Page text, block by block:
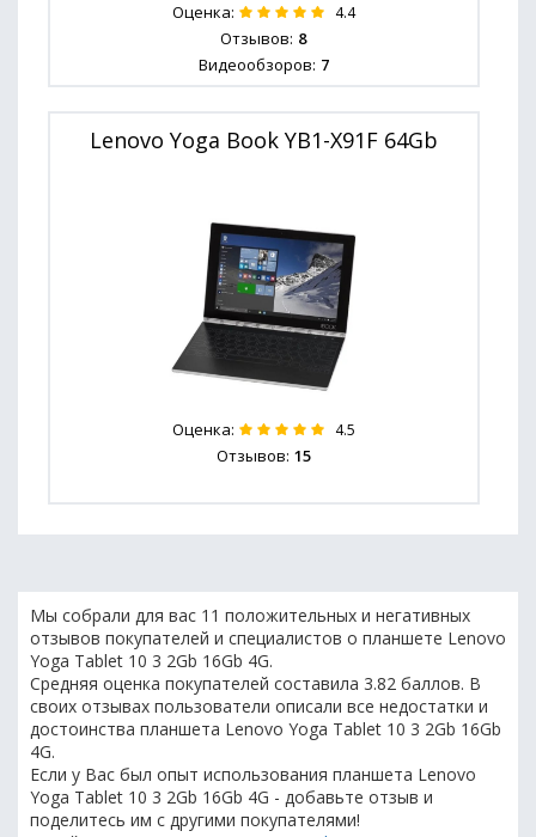
Оценка: 4.4
Отзывов: 8
Видеообзоров: 7
Lenovo Yoga Book YB1-X91F 64Gb
Оценка: 4.5
Отзывов: 15
Мы собрали для вас 11 положительных и негативных
отзывов покупателей и специалистов о планшете Lenovo
Yoga Tablet 10 3 2Gb 16Gb 4G.
Средняя оценка покупателей составила 3.82 баллов. В
своих отзывах пользователи описали все недостатки и
достоинства планшета Lenovo Yoga Tablet 10 3 2Gb 16Gb
4G.
Если у Вас был опыт использования планшета Lenovo
Yoga Tablet 10 3 2Gb 16Gb 4G - добавьте отзыв и
поделитесь им с другими покупателями!